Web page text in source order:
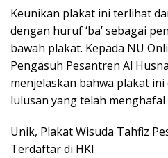
Keunikan plakat ini terlihat
dengan huruf ‘ba’ sebagai
bawah plakat. Kepada NU
Pengasuh Pesantren Al
menjelaskan bahwa plakat
lulusan yang telah menghafal
Unik, Plakat Wisuda Tahfiz
Terdaftar di HKI